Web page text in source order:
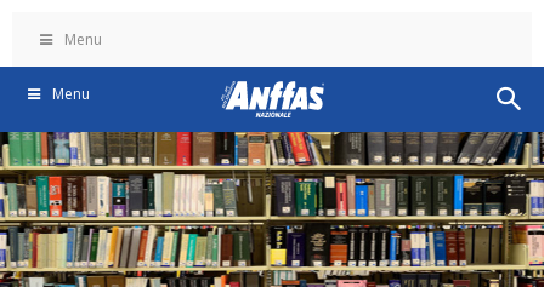
Menu
Menu